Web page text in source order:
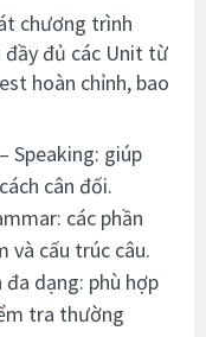
chương trình
đầy đủ các Unit từ
hoàn chỉnh, bao
Speaking: giúp
cân đối.
các phần
và cấu trúc câu.
dạng: phù hợp
tra thường